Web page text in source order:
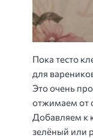
Пока тесто
для
Это очень
отжимаем от
Добавляем к
зелёный или